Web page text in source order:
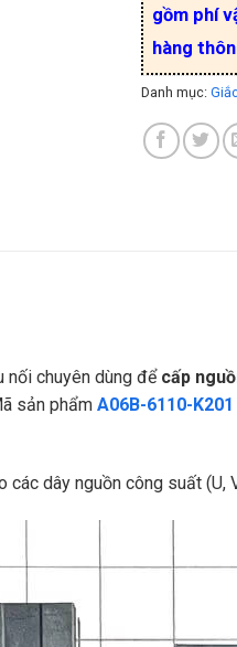
gồm phí
hàng
Danh mục:
nối chuyên dùng để cấp
sản phẩm A06B-6110-K201
các dây nguồn công suất (U,